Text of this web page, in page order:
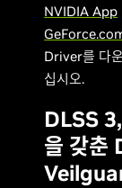
NVIDIA App
Driver를 다
십시오.
DLSS
을 갖춘